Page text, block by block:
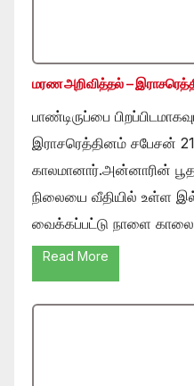
மரண அறிவித்தல் –
பாண்டிருப்பை
இராசரெத்தினம் சபேசன்
காலமானார்.அன்னாரின்
நிலையை வீதியில் உள்ள
வைக்கப்பட்டு நாளை
Read More